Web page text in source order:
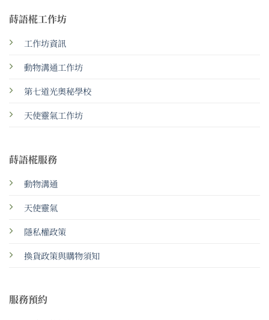
蒔語椛工作坊
工作坊資訊
動物溝通工作坊
第七道光奧秘學校
天使靈氣工作坊
蒔語椛服務
動物溝通
天使靈氣
隱私權政策
換貨政策與購物須知
服務預約